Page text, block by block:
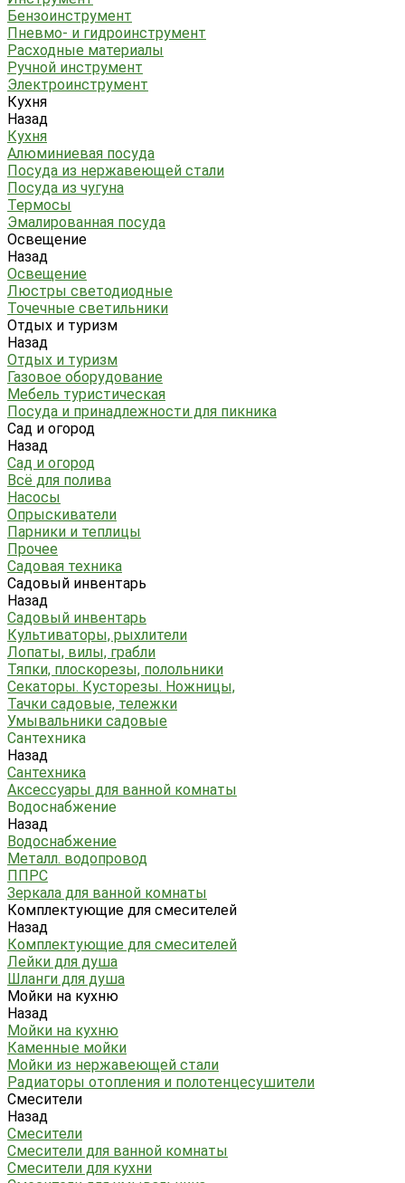
Бензоинструмент
Пневмо- и гидроинструмент
Расходные материалы
Ручной инструмент
Электроинструмент
Кухня
Назад
Кухня
Алюминиевая посуда
Посуда из нержавеющей стали
Посуда из чугуна
Термосы
Эмалированная посуда
Освещение
Назад
Освещение
Люстры светодиодные
Точечные светильники
Отдых и туризм
Назад
Отдых и туризм
Газовое оборудование
Мебель туристическая
Посуда и принадлежности для пикника
Сад и огород
Назад
Сад и огород
Всё для полива
Насосы
Опрыскиватели
Парники и теплицы
Прочее
Садовая техника
Садовый инвентарь
Назад
Садовый инвентарь
Культиваторы, рыхлители
Лопаты, вилы, грабли
Тяпки, плоскорезы, полольники
Секаторы. Кусторезы. Ножницы,
Тачки садовые, тележки
Умывальники садовые
Сантехника
Назад
Сантехника
Аксессуары для ванной комнаты
Водоснабжение
Назад
Водоснабжение
Металл. водопровод
ППРС
Зеркала для ванной комнаты
Комплектующие для смесителей
Назад
Комплектующие для смесителей
Лейки для душа
Шланги для душа
Мойки на кухню
Назад
Мойки на кухню
Каменные мойки
Мойки из нержавеющей стали
Радиаторы отопления и полотенцесушители
Смесители
Назад
Смесители
Смесители для ванной комнаты
Смесители для кухни